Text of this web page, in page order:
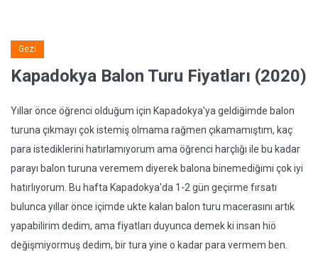
Gezi
Kapadokya Balon Turu Fiyatları (2020)
Yıllar önce öğrenci olduğum için Kapadokya'ya geldiğimde balon
turuna çıkmayı çok istemiş olmama rağmen çıkamamıştım, kaç
para istediklerini hatırlamıyorum ama öğrenci harçlığı ile bu kadar
parayı balon turuna veremem diyerek balona binemediğimi çok iyi
hatırlıyorum. Bu hafta Kapadokya'da 1-2 gün geçirme fırsatı
bulunca yıllar önce içimde ukte kalan balon turu macerasını artık
yapabilirim dedim, ama fiyatları duyunca demek ki insan hiö
değişmiyormuş dedim, bir tura yine o kadar para vermem ben.